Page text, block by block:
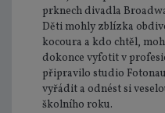
prknech divadla
Děti mohly zblízka
kocoura a kdo chtěl,
dokonce vyfotit v
připravilo studio
vyřádit a odnést si
školního roku.